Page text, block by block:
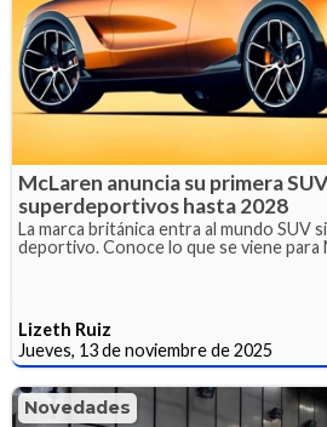
McLaren anuncia su primera
superdeportivos hasta 2028
La marca británica entra al mundo SUV
deportivo. Conoce lo que se viene para
Lizeth Ruiz
Jueves, 13 de noviembre de 2025
Novedades